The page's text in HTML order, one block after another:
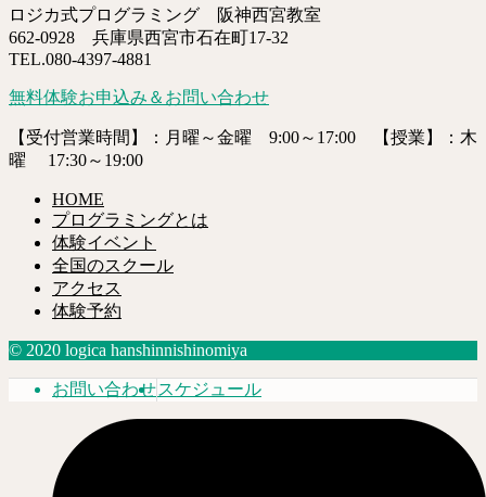
ロジカ式プログラミング 阪神西宮教室
662-0928 兵庫県西宮市石在町17-32
TEL.080-4397-4881
無料体験お申込み＆お問い合わせ
【受付営業時間】：月曜～金曜 9:00～17:00 【授業】：木
曜 17:30～19:00
HOME
プログラミングとは
体験イベント
全国のスクール
アクセス
体験予約
© 2020 logica hanshinnishinomiya
お問い合わせスケジュール